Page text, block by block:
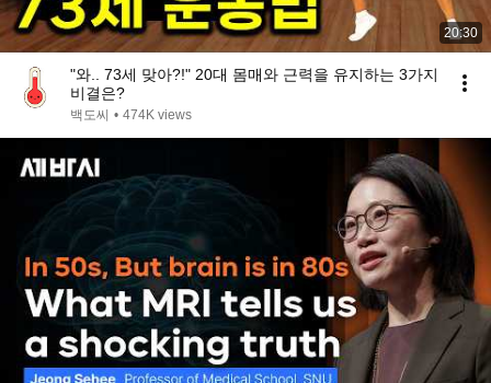
20:30
"와.. 73세 맞아?!" 20대 몸매와 근력을 유지하는 3가지
비결은?
백도씨 • 474K views